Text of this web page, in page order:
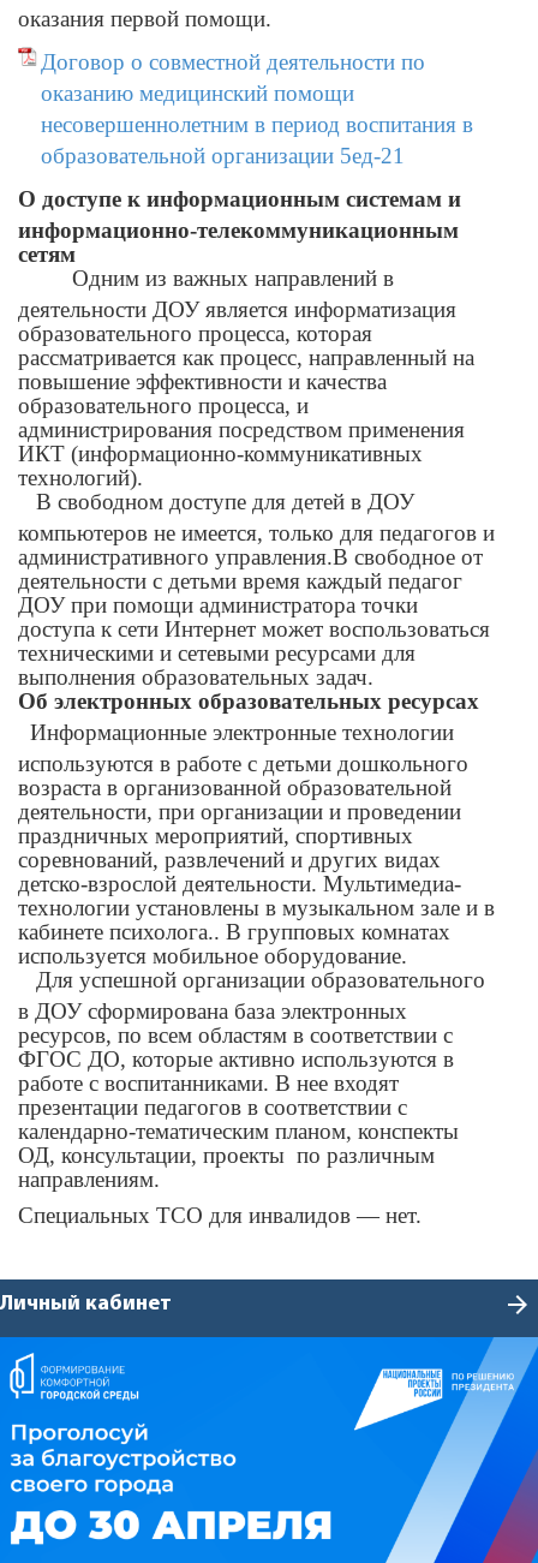
оказания первой помощи.
Договор о совместной деятельности по
оказанию медицинский помощи
несовершеннолетним в период воспитания в
образовательной организации 5ед-21
О доступе к информационным системам и
информационно-телекоммуникационным
сетям
Одним из важных направлений в
деятельности ДОУ является информатизация
образовательного процесса, которая
рассматривается как процесс, направленный на
повышение эффективности и качества
образовательного процесса, и
администрирования посредством применения
ИКТ (информационно-коммуникативных
технологий).
В свободном доступе для детей в ДОУ
компьютеров не имеется, только для педагогов и
административного управления.В свободное от
деятельности с детьми время каждый педагог
ДОУ при помощи администратора точки
доступа к сети Интернет может воспользоваться
техническими и сетевыми ресурсами для
выполнения образовательных задач.
Об электронных образовательных ресурсах
Информационные электронные технологии
используются в работе с детьми дошкольного
возраста в организованной образовательной
деятельности, при организации и проведении
праздничных мероприятий, спортивных
соревнований, развлечений и других видах
детско-взрослой деятельности. Мультимедиа-
технологии установлены в музыкальном зале и в
кабинете психолога.. В групповых комнатах
используется мобильное оборудование.
Для успешной организации образовательного
в ДОУ сформирована база электронных
ресурсов, по всем областям в соответствии с
ФГОС ДО, которые активно используются в
работе с воспитанниками. В нее входят
презентации педагогов в соответствии с
календарно-тематическим планом, конспекты
ОД, консультации, проекты по различным
направлениям.
Специальных ТСО для инвалидов — нет.
Личный кабинет arrow_forward